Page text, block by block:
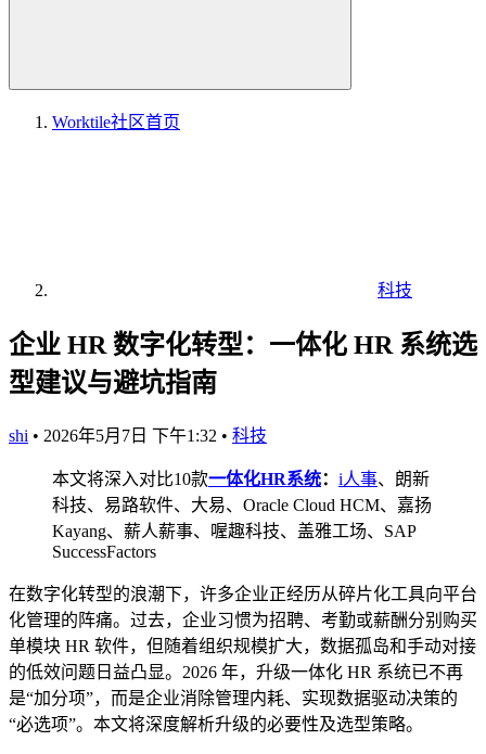
Worktile社区首页
科技
企业 HR 数字化转型：一体化 HR 系统选
型建议与避坑指南
shi • 2026年5月7日 下午1:32 • 科技
本文将深入对比10款一体化HR系统： i人事、朗新
科技、易路软件、大易、Oracle Cloud HCM、嘉扬
Kayang、薪人薪事、喔趣科技、盖雅工场、SAP
SuccessFactors
在数字化转型的浪潮下，许多企业正经历从碎片化工具向平台
化管理的阵痛。过去，企业习惯为招聘、考勤或薪酬分别购买
单模块 HR 软件，但随着组织规模扩大，数据孤岛和手动对接
的低效问题日益凸显。2026 年，升级一体化 HR 系统已不再
是“加分项”，而是企业消除管理内耗、实现数据驱动决策的
“必选项”。本文将深度解析升级的必要性及选型策略。